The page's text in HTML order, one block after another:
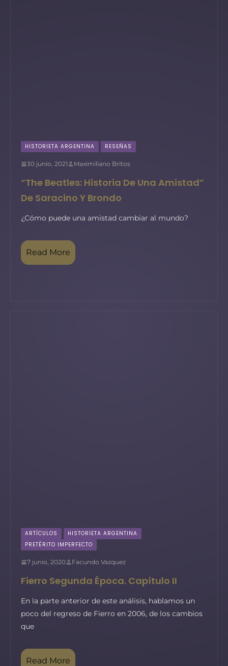
HISTORIETA ARGENTINA RESEÑAS
30 junio, 2021 Maximiliano Britos
“The Beatles: Historia De Una Amistad”
De Saracino Y Brondo
¿Cómo puede una amistad cambiar al mundo?
Read More
ARTÍCULOS
HISTORIETA ARGENTINA
PRETÉRITO IMPERFECTO
7 junio, 2020 Facundo Vazquez
Fierro Segunda Época. Capítulo II
En la parte anterior de este análisis, hablamos un
poco del regreso de Fierro en 2006, de los cambios
que
Read More